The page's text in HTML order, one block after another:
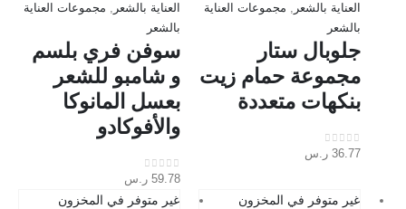
العناية بالشعر , مجموعات العناية
بالشعر
جلوبال ستار
مجموعة حمام زيت
بنكهات متعددة
0
out of 5
36.77 ر.س
العناية بالشعر , مجموعات العناية
بالشعر
سوفن فري بلسم
و شامبو للشعر
بعسل المانوكا
والأفوكادو
0
out of 5
59.78 ر.س
غير متوفر في المخزون غير متوفر في المخزون